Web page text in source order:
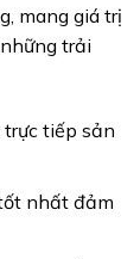
mang giá trị
trải
tiếp sản
nhất đảm